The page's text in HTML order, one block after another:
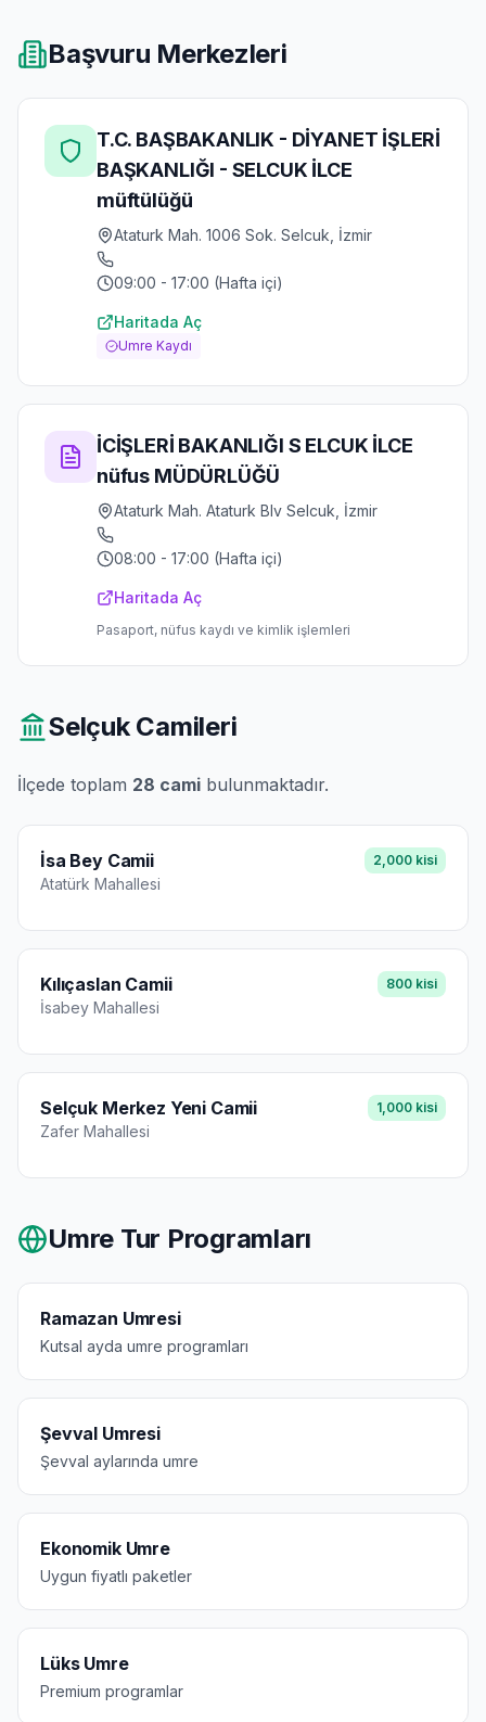
Başvuru Merkezleri
T.C. BAŞBAKANLIK - DİYANET İŞLERİ
BAŞKANLIĞI - SELCUK İLCE
müftülüğü
Ataturk Mah. 1006 Sok. Selcuk, İzmir
09:00 - 17:00 (Hafta içi)
Haritada Aç
Umre Kaydı
İCİŞLERİ BAKANLIĞI S ELCUK İLCE
nüfus MÜDÜRLÜĞÜ
Ataturk Mah. Ataturk Blv Selcuk, İzmir
08:00 - 17:00 (Hafta içi)
Haritada Aç
Pasaport, nüfus kaydı ve kimlik işlemleri
SelçukCamileri
İlçede toplam 28 cami bulunmaktadır.
İsa Bey Camii
Atatürk Mahallesi
2,000 kisi
Kılıçaslan Camii
İsabey Mahallesi
800 kisi
Selçuk Merkez Yeni Camii
Zafer Mahallesi
1,000 kisi
Umre Tur Programları
Ramazan Umresi
Kutsal ayda umre programları
Şevval Umresi
Şevval aylarında umre
Ekonomik Umre
Uygun fiyatlı paketler
Lüks Umre
Premium programlar